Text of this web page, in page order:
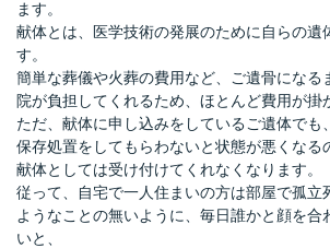
ます。
献体とは、医学技術の発展のために自らの遺
す。
簡単な葬儀や火葬の費用など、ご遺骨になる
院が負担してくれるため、ほとんど費用が掛
ただ、献体に申し込みをしているご遺体でも
保存処置をしてもらわないと状態が悪くなる
献体としては受け付けてくれなくなります。
従って、自宅で一人住まいの方は部屋で孤立
ようなことの無いように、毎日誰かと顔を合
いと、